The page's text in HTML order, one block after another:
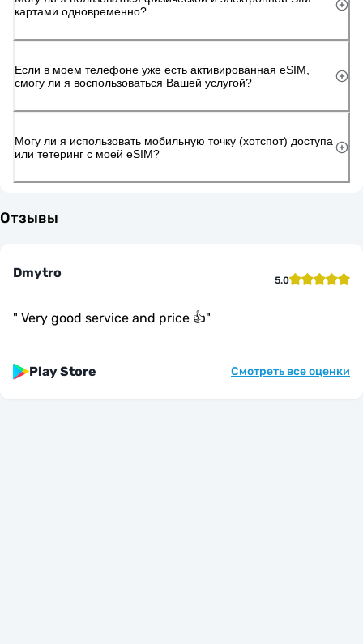
картами одновременно?
Если в моем телефоне уже есть активированная eSIM,
смогу ли я воспользоваться Вашей услугой?
Могу ли я использовать мобильную точку (хотспот) доступа
или тетеринг с моей eSIM?
Отзывы
Dmytro 5.0
" Very good service and price 👍"
Play Store Смотреть все оценки